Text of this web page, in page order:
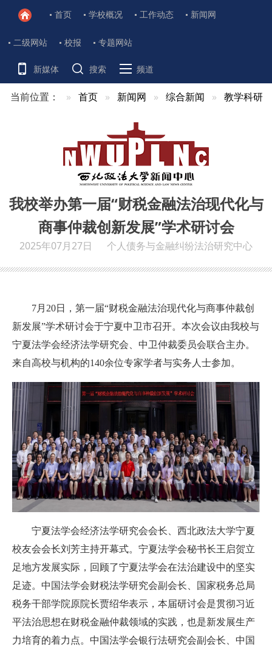
首页 学校概况 工作动态 新闻网
二级网站 校报 专题网站
新媒体 搜索 频道
当前位置： 首页 新闻网 综合新闻 教学科研
我校举办第一届“财税金融法治现代化与
商事仲裁创新发展”学术研讨会
2025年07月27日 个人债务与金融纠纷法治研究中心
7月20日，第一届“财税金融法治现代化与商事仲裁创
新发展”学术研讨会于宁夏中卫市召开。本次会议由我校与
宁夏法学会经济法学研究会、中卫仲裁委员会联合主办。
来自高校与机构的140余位专家学者与实务人士参加。
宁夏法学会经济法学研究会会长、西北政法大学宁夏
校友会会长刘芳主持开幕式。宁夏法学会秘书长王启贺立
足地方发展实际，回顾了宁夏法学会在法治建设中的坚实
足迹。中国法学会财税法学研究会副会长、国家税务总局
税务干部学院原院长贾绍华表示，本届研讨会是贯彻习近
平法治思想在财税金融仲裁领域的实践，也是新发展生产
力培育的着力点。中国法学会银行法研究会副会长、中国